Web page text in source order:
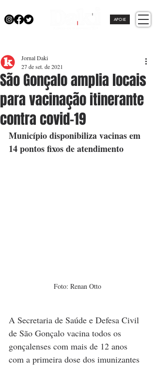
APOIE
São Gonçalo amplia locais
para vacinação itinerante
contra covid-19
Jornal Daki
27 de set. de 2021
Município disponibiliza vacinas em
14 pontos fixos de atendimento
Foto: Renan Otto
A Secretaria de Saúde e Defesa Civil
de São Gonçalo vacina todos os
gonçalenses com mais de 12 anos
com a primeira dose dos imunizantes